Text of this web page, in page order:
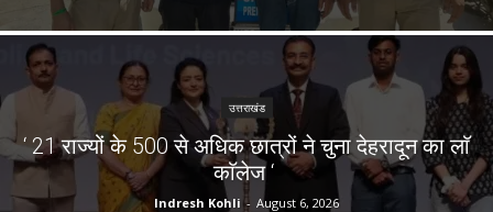
उत्तराखंड
‘ 21 राज्यों के 500 से अधिक छात्रों ने चुना देहरादून का लाॅ
काॅलेज ‘
Indresh Kohli - August 6, 2026